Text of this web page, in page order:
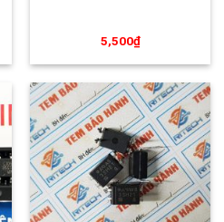
5,500₫